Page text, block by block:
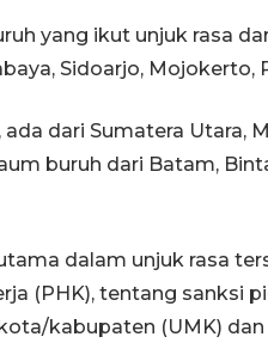
yang ikut unjuk rasa
Sidoarjo, Mojokerto,
dari Sumatera Utara,
buruh dari Batam,
dalam unjuk rasa
(PHK), tentang sanksi
kabupaten (UMK)